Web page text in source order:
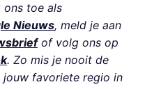
ons toe als
Nieuws, meld je aan
of volg ons op
. Zo mis je nooit de
favoriete regio in